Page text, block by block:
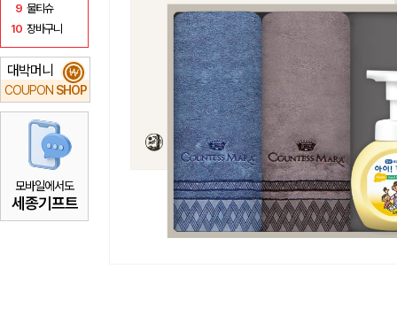
9 물티슈
10 장바구니
대박머니
COUPON SHOP
₩
모바일에서도
세종기프트